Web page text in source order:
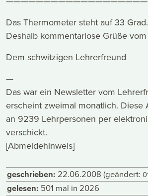
Das Thermometer steht auf 33
Deshalb kommentarlose Grüße vom
Dem schwitzigen Lehrerfreund
—
Das war ein Newsletter vom
erscheint zweimal monatlich. Diese
an 9239 Lehrpersonen per
verschickt.
[Abmeldehinweis]
geschrieben: 22.06.2008 (geändert:
gelesen: 501 mal in 2026